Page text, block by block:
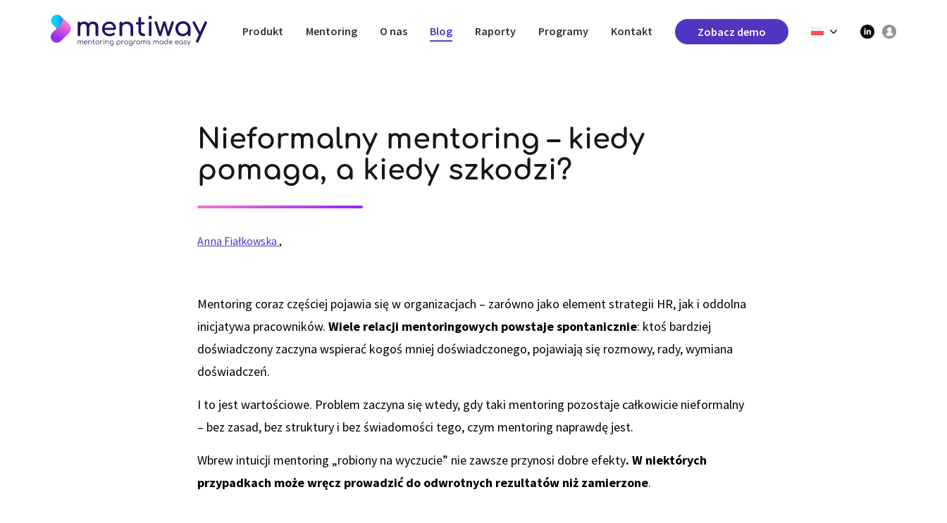
Produkt Mentoring O nas Blog Raporty Programy Kontakt Zobacz demo
Nieformalny mentoring – kiedy
pomaga, a kiedy szkodzi?
Anna Fiałkowska ,
Mentoring coraz częściej pojawia się w organizacjach – zarówno jako element strategii HR, jak i oddolna
inicjatywa pracowników. Wiele relacji mentoringowych powstaje spontanicznie: ktoś bardziej
doświadczony zaczyna wspierać kogoś mniej doświadczonego, pojawiają się rozmowy, rady, wymiana
doświadczeń.
I to jest wartościowe. Problem zaczyna się wtedy, gdy taki mentoring pozostaje całkowicie nieformalny
– bez zasad, bez struktury i bez świadomości tego, czym mentoring naprawdę jest.
Wbrew intuicji mentoring „robiony na wyczucie” nie zawsze przynosi dobre efekty. W niektórych
przypadkach może wręcz prowadzić do odwrotnych rezultatów niż zamierzone.